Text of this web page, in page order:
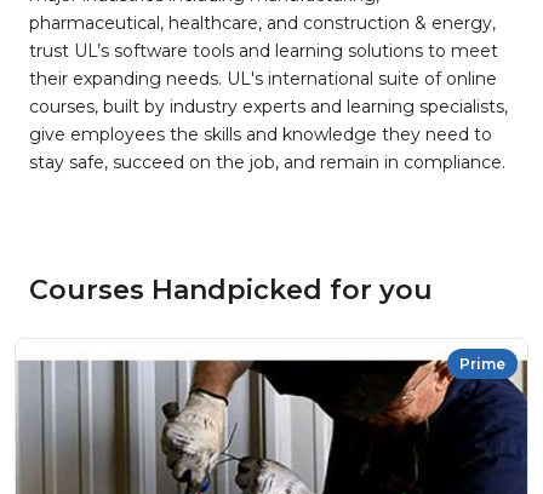
pharmaceutical, healthcare, and construction & energy,
trust UL’s software tools and learning solutions to meet
their expanding needs. UL's international suite of online
courses, built by industry experts and learning specialists,
give employees the skills and knowledge they need to
stay safe, succeed on the job, and remain in compliance.
Courses Handpicked for you
Prime